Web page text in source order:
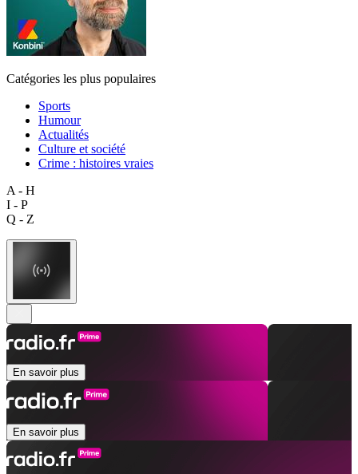
Catégories les plus populaires
Sports
Humour
Actualités
Culture et société
Crime : histoires vraies
A - H
I - P
Q - Z
En savoir plus
En savoir plus